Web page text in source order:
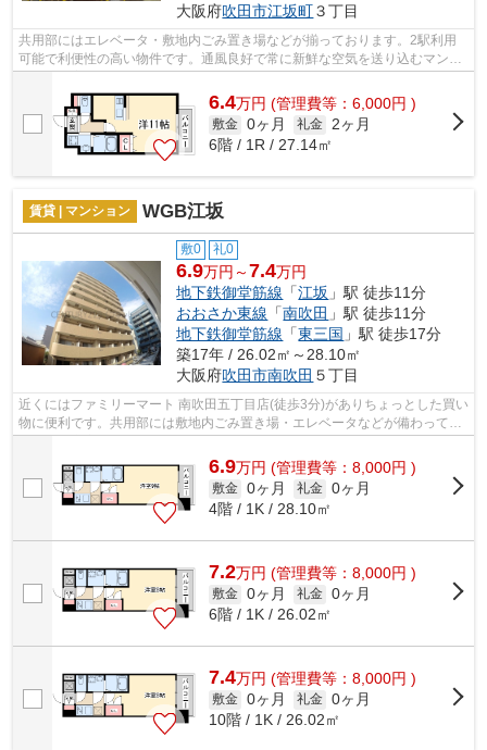
大阪府吹田市江坂町３丁目
共用部にはエレベータ・敷地内ごみ置き場などが揃っております。2駅利用
可能で利便性の高い物件です。通風良好で常に新鮮な空気を送り込むマンシ
ョンをご案内します。こちらはマンショ...
6.4万円 (管理費等：6,000円 )
敷金 0ヶ月 礼金 2ヶ月
6階 / 1R / 27.14㎡
賃貸 | マンション WGB江坂
敷0 礼0
6.9万円～7.4万円
地下鉄御堂筋線 「江坂 」駅 徒歩11分
おおさか東線 「南吹田 」駅 徒歩11分
地下鉄御堂筋線 「東三国 」駅 徒歩17分
築17年 / 26.02㎡～28.10㎡
大阪府吹田市南吹田 ５丁目
近くにはファミリーマート 南吹田五丁目店(徒歩3分)がありちょっとした買い
物に便利です。共用部には敷地内ごみ置き場・エレベータなどが備わってお
りとても充実しています。外観タイ...
6.9万円 (管理費等：8,000円 )
敷金 0ヶ月 礼金 0ヶ月
4階 / 1K / 28.10㎡
7.2万円 (管理費等：8,000円 )
敷金 0ヶ月 礼金 0ヶ月
6階 / 1K / 26.02㎡
7.4万円 (管理費等：8,000円 )
敷金 0ヶ月 礼金 0ヶ月
10階 / 1K / 26.02㎡